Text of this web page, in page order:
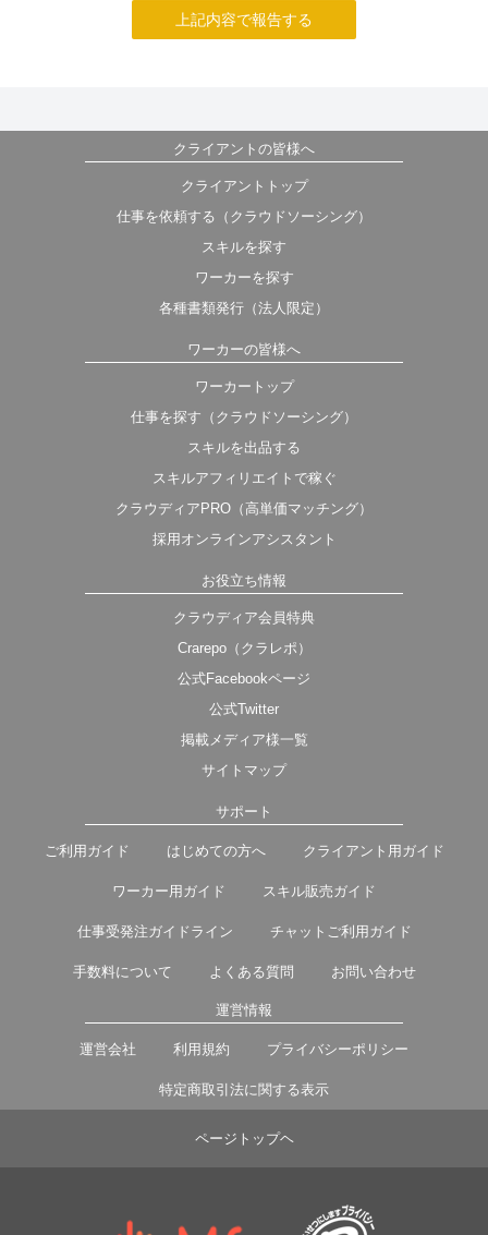
上記内容で報告する
クライアントの皆様へ
クライアントトップ
仕事を依頼する（クラウドソーシング）
スキルを探す
ワーカーを探す
各種書類発行（法人限定）
ワーカーの皆様へ
ワーカートップ
仕事を探す（クラウドソーシング）
スキルを出品する
スキルアフィリエイトで稼ぐ
クラウディアPRO（高単価マッチング）
採用オンラインアシスタント
お役立ち情報
クラウディア会員特典
Crarepo（クラレポ）
公式Facebookページ
公式Twitter
掲載メディア様一覧
サイトマップ
サポート
ご利用ガイド はじめての方へ クライアント用ガイド
ワーカー用ガイド スキル販売ガイド
仕事受発注ガイドライン チャットご利用ガイド
手数料について よくある質問 お問い合わせ
運営情報
運営会社 利用規約 プライバシーポリシー
特定商取引法に関する表示
ページトップヘ